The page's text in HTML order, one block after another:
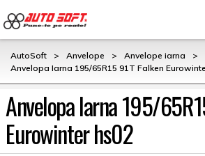
AutoSoft > Anvelope > Anvelope iarna >
Anvelopa Iarna 195/65R15 91T Falken
Anvelopa Iarna 195/
Eurowinter hs02